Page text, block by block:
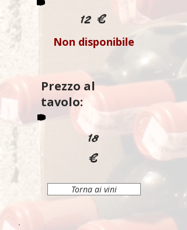
12 €
Non disponibile
Prezzo al
tavolo:
18
€
Torna ai vini